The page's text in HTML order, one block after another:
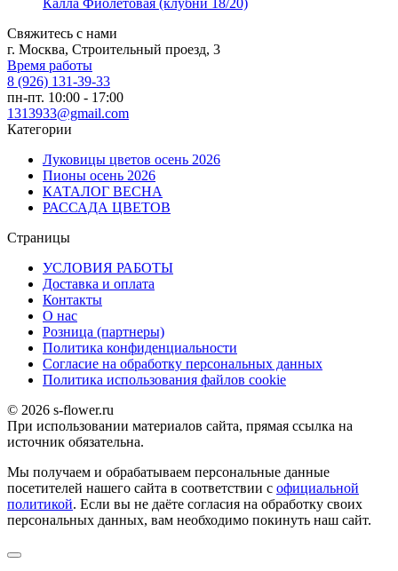
Свяжитесь с нами
г. Москва, Строительный проезд, 3
Время работы
8 (926) 131-39-33
пн-пт. 10:00 - 17:00
1313933@gmail.com
Категории
Луковицы цветов осень 2026
Пионы осень 2026
КАТАЛОГ ВЕСНА
РАССАДА ЦВЕТОВ
Страницы
УСЛОВИЯ РАБОТЫ
Доставка и оплата
Контакты
О наc
Розница (партнеры)
Политика конфиденциальности
Согласие на обработку персональных данных
Политика использования файлов сookie
© 2026 s-flower.ru
При использовании материалов сайта, прямая ссылка на
источник обязательна.
Мы получаем и обрабатываем персональные данные
посетителей нашего сайта в соответствии с официальной
политикой. Если вы не даёте согласия на обработку своих
персональных данных, вам необходимо покинуть наш сайт.